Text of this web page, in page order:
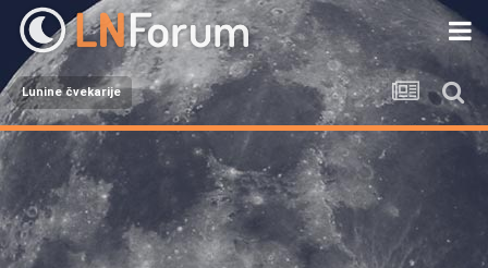
Lunine čvekarije